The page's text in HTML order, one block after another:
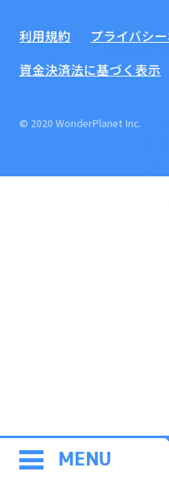
ようこ
MENU
利用規約 プライバシ
資金決済法に基づく表示
© 2020 WonderPlanet Inc.